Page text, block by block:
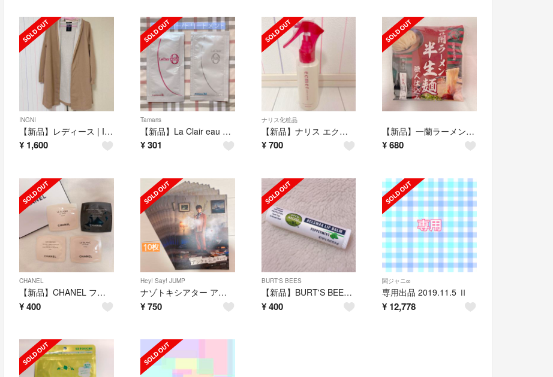
INGNI
【新品】レディース | INGNI サカリバフードコーディガン ベージュ
¥ 1,600
Tamaris
【新品】La Clair eau シャンプー トリートメント サンプル
¥301
ナリス化粧品
【新品】ナリス エクメール ブローアップ シャワー 120ml
¥ 700
【新品】一蘭ラーメン 半生麺 本格とんこつ 職人仕込み 替玉付
¥680
CHANEL
【新品】CHANEL ファンデーション メイクアップベース サンプル4袋
¥400
Hey! Say! JUMP
ナゾトキシアター アシタを忘れないで フライヤー10枚セット
¥750
BURT'S BEES
【新品】BURT'S BEES BEESWAX LIP BALM ペパーミント
¥ 400
関ジャニ∞
専用出品 2019.11.5 Ⅱ
¥ 12,778